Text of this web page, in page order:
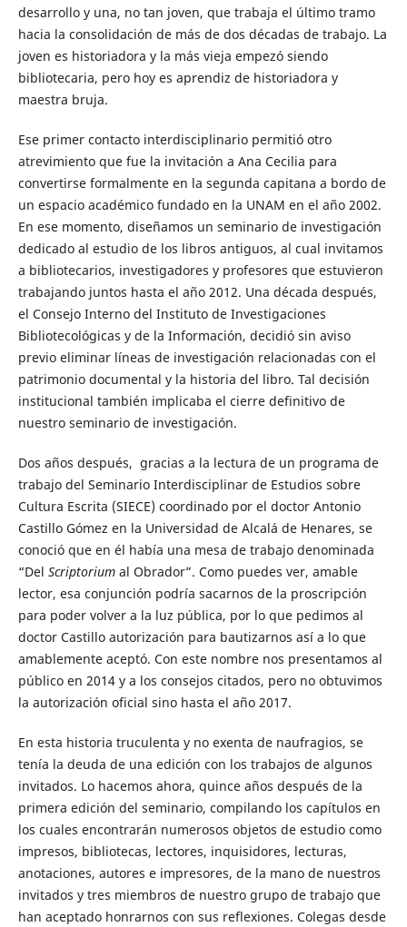
desarrollo y una, no tan joven, que trabaja el último tramo
hacia la consolidación de más de dos décadas de trabajo. La
joven es historiadora y la más vieja empezó siendo
bibliotecaria, pero hoy es aprendiz de historiadora y
maestra bruja.
Ese primer contacto interdisciplinario permitió otro
atrevimiento que fue la invitación a Ana Cecilia para
convertirse formalmente en la segunda capitana a bordo de
un espacio académico fundado en la UNAM en el año 2002.
En ese momento, diseñamos un seminario de investigación
dedicado al estudio de los libros antiguos, al cual invitamos
a bibliotecarios, investigadores y profesores que estuvieron
trabajando juntos hasta el año 2012. Una década después,
el Consejo Interno del Instituto de Investigaciones
Bibliotecológicas y de la Información, decidió sin aviso
previo eliminar líneas de investigación relacionadas con el
patrimonio documental y la historia del libro. Tal decisión
institucional también implicaba el cierre definitivo de
nuestro seminario de investigación.
Dos años después, gracias a la lectura de un programa de
trabajo del Seminario Interdisciplinar de Estudios sobre
Cultura Escrita (SIECE) coordinado por el doctor Antonio
Castillo Gómez en la Universidad de Alcalá de Henares, se
conoció que en él había una mesa de trabajo denominada
“Del Scriptoriumal Obrador”. Como puedes ver, amable
lector, esa conjunción podría sacarnos de la proscripción
para poder volver a la luz pública, por lo que pedimos al
doctor Castillo autorización para bautizarnos así a lo que
amablemente aceptó. Con este nombre nos presentamos al
público en 2014 y a los consejos citados, pero no obtuvimos
la autorización oficial sino hasta el año 2017.
En esta historia truculenta y no exenta de naufragios, se
tenía la deuda de una edición con los trabajos de algunos
invitados. Lo hacemos ahora, quince años después de la
primera edición del seminario, compilando los capítulos en
los cuales encontrarán numerosos objetos de estudio como
impresos, bibliotecas, lectores, inquisidores, lecturas,
anotaciones, autores e impresores, de la mano de nuestros
invitados y tres miembros de nuestro grupo de trabajo que
han aceptado honrarnos con sus reflexiones. Colegas desde